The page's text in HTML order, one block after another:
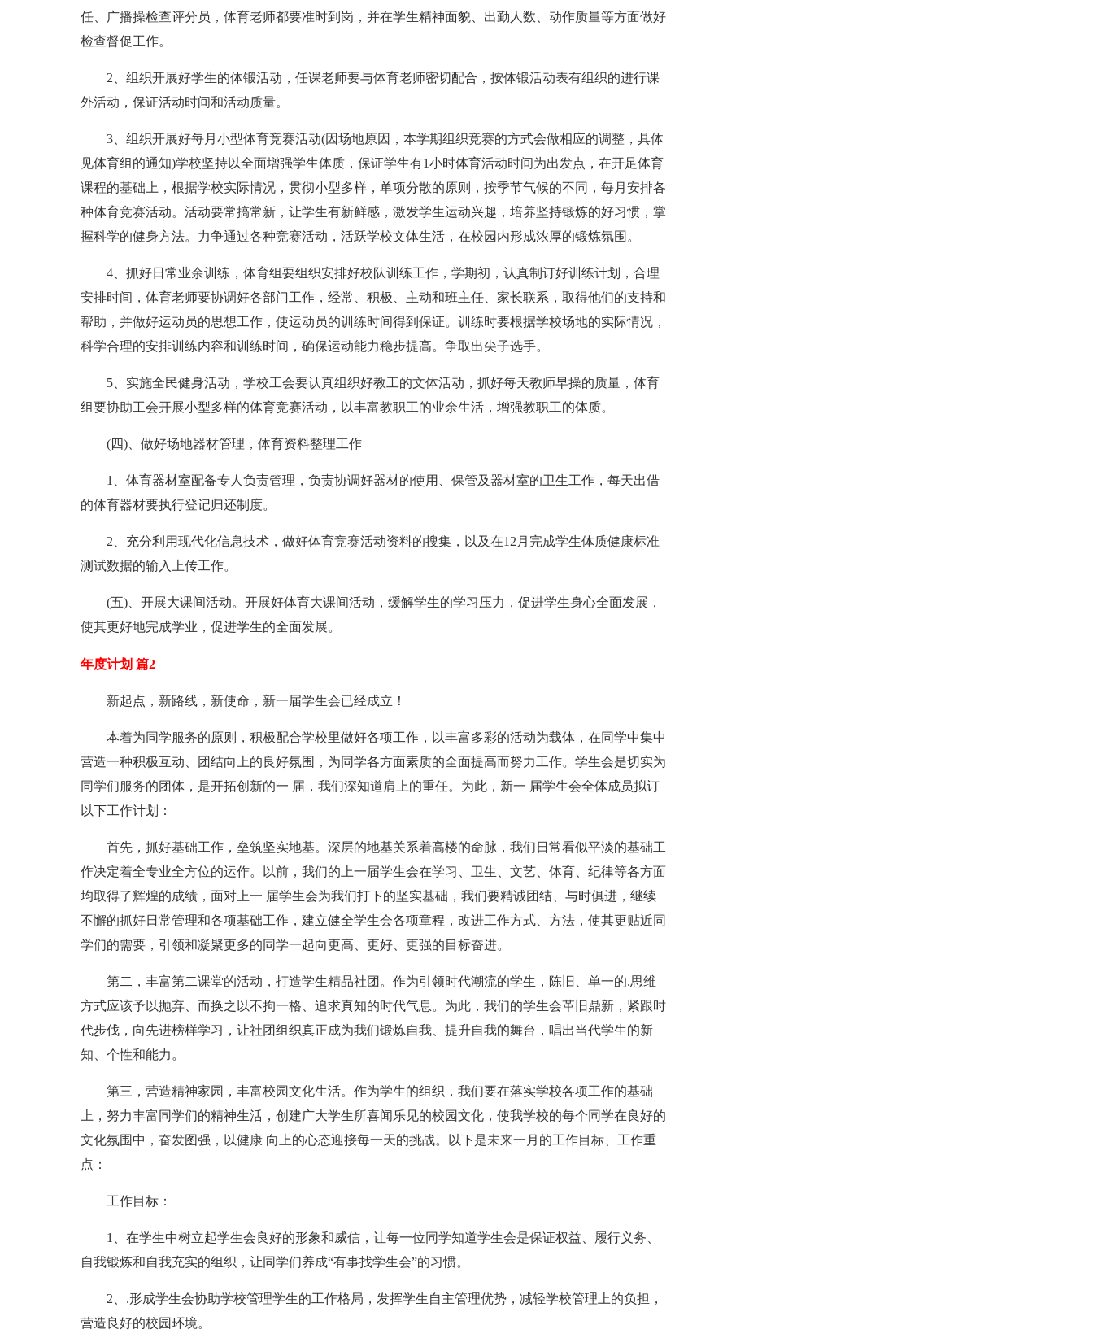
任、广播操检查评分员，体育老师都要准时到岗，并在学生精神面貌、出勤人数、动作质量等方面做好
检查督促工作。
2、组织开展好学生的体锻活动，任课老师要与体育老师密切配合，按体锻活动表有组织的进行课
外活动，保证活动时间和活动质量。
3、组织开展好每月小型体育竞赛活动(因场地原因，本学期组织竞赛的方式会做相应的调整，具体
见体育组的通知)学校坚持以全面增强学生体质，保证学生有1小时体育活动时间为出发点，在开足体育
课程的基础上，根据学校实际情况，贯彻小型多样，单项分散的原则，按季节气候的不同，每月安排各
种体育竞赛活动。活动要常搞常新，让学生有新鲜感，激发学生运动兴趣，培养坚持锻炼的好习惯，掌
握科学的健身方法。力争通过各种竞赛活动，活跃学校文体生活，在校园内形成浓厚的锻炼氛围。
4、抓好日常业余训练，体育组要组织安排好校队训练工作，学期初，认真制订好训练计划，合理
安排时间，体育老师要协调好各部门工作，经常、积极、主动和班主任、家长联系，取得他们的支持和
帮助，并做好运动员的思想工作，使运动员的训练时间得到保证。训练时要根据学校场地的实际情况，
科学合理的安排训练内容和训练时间，确保运动能力稳步提高。争取出尖子选手。
5、实施全民健身活动，学校工会要认真组织好教工的文体活动，抓好每天教师早操的质量，体育
组要协助工会开展小型多样的体育竞赛活动，以丰富教职工的业余生活，增强教职工的体质。
(四)、做好场地器材管理，体育资料整理工作
1、体育器材室配备专人负责管理，负责协调好器材的使用、保管及器材室的卫生工作，每天出借
的体育器材要执行登记归还制度。
2、充分利用现代化信息技术，做好体育竞赛活动资料的搜集，以及在12月完成学生体质健康标准
测试数据的输入上传工作。
(五)、开展大课间活动。开展好体育大课间活动，缓解学生的学习压力，促进学生身心全面发展，
使其更好地完成学业，促进学生的全面发展。
年度计划 篇2
新起点，新路线，新使命，新一届学生会已经成立！
本着为同学服务的原则，积极配合学校里做好各项工作，以丰富多彩的活动为载体，在同学中集中
营造一种积极互动、团结向上的良好氛围，为同学各方面素质的全面提高而努力工作。学生会是切实为
同学们服务的团体，是开拓创新的一 届，我们深知道肩上的重任。为此，新一 届学生会全体成员拟订
以下工作计划：
首先，抓好基础工作，垒筑坚实地基。深层的地基关系着高楼的命脉，我们日常看似平淡的基础工
作决定着全专业全方位的运作。以前，我们的上一届学生会在学习、卫生、文艺、体育、纪律等各方面
均取得了辉煌的成绩，面对上一 届学生会为我们打下的坚实基础，我们要精诚团结、与时俱进，继续
不懈的抓好日常管理和各项基础工作，建立健全学生会各项章程，改进工作方式、方法，使其更贴近同
学们的需要，引领和凝聚更多的同学一起向更高、更好、更强的目标奋进。
第二，丰富第二课堂的活动，打造学生精品社团。作为引领时代潮流的学生，陈旧、单一的.思维
方式应该予以抛弃、而换之以不拘一格、追求真知的时代气息。为此，我们的学生会革旧鼎新，紧跟时
代步伐，向先进榜样学习，让社团组织真正成为我们锻炼自我、提升自我的舞台，唱出当代学生的新
知、个性和能力。
第三，营造精神家园，丰富校园文化生活。作为学生的组织，我们要在落实学校各项工作的基础
上，努力丰富同学们的精神生活，创建广大学生所喜闻乐见的校园文化，使我学校的每个同学在良好的
文化氛围中，奋发图强，以健康 向上的心态迎接每一天的挑战。以下是未来一月的工作目标、工作重
点：
工作目标：
1、在学生中树立起学生会良好的形象和威信，让每一位同学知道学生会是保证权益、履行义务、
自我锻炼和自我充实的组织，让同学们养成“有事找学生会”的习惯。
2、.形成学生会协助学校管理学生的工作格局，发挥学生自主管理优势，减轻学校管理上的负担，
营造良好的校园环境。